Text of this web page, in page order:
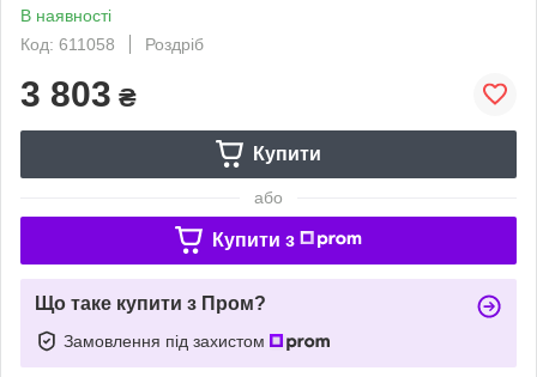
В наявності
Код: 611058
Роздріб
3 803 ₴
Купити
або
Купити з
Що таке купити з Пром?
Замовлення під захистом